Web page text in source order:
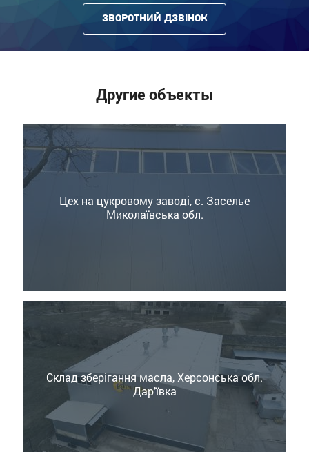
ЗВОРОТНИЙ ДЗВІНОК
Другие объекты
Цех на цукровому заводі, с. Заселье
Миколаївська обл.
Склад зберігання масла, Херсонська обл.
Дар'ївка